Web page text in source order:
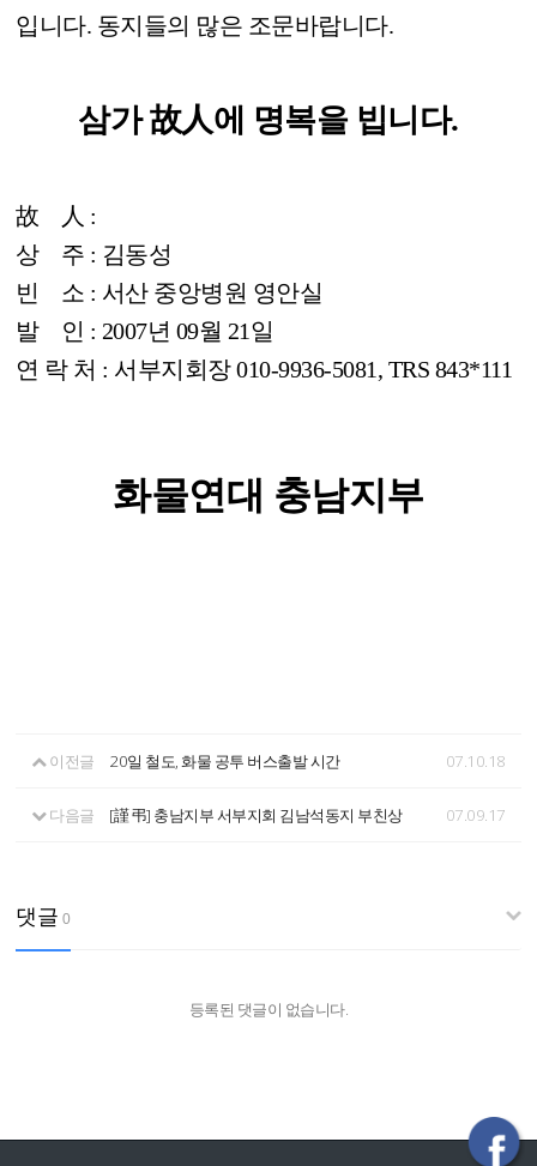
입니다. 동지들의 많은 조문바랍니다.
삼가故人에 명복을 빕니다.
故 人 :
상 주 : 김동성
빈 소 : 서산 중앙병원 영안실
발 인 : 2007년 09월 21일
연 락 처 : 서부지회장 010-9936-5081, TRS 843*111
화물연대 충남지부
이전글 20일 철도, 화물 공투 버스출발 시간 07.10.18
다음글 [謹 弔] 충남지부 서부지회 김남석동지 부친상 07.09.17
댓글 0
등록된 댓글이 없습니다.